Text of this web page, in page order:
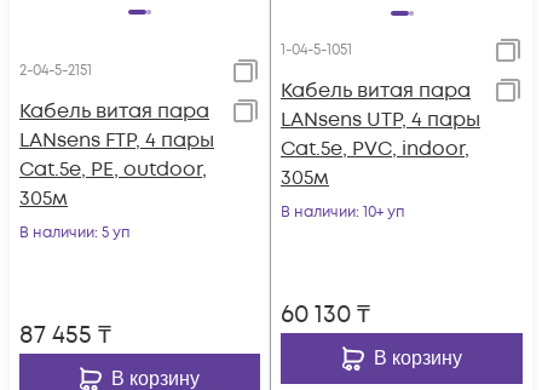
2-04-5-2151
Кабель витая пара
LANsens FTP, 4 пары
Cat.5e, PE, outdoor,
305м
В наличии: 5 уп
87 455 ₸
В корзину
1-04-5-1051
Кабель витая пара
LANsens UTP, 4 пары
Cat.5e, PVC, indoor,
305м
В наличии: 10+ уп
60 130₸
В корзину